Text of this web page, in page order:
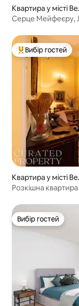
Квартира у місті
Серце Мейфеєру,
Топ вибір гостей
Вибір гостей
Квартира у місті
Розкішна
Вибір гостей
Вибір гостей